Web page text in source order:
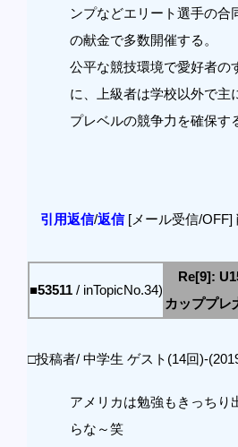
ンプなどエリート選手の合
の献金で多数開催する。
公平な競技環境で愛好者の
に、上級者は学校以外で主
プレベルの競争力を確保す
引用返信/返信[メール受信/OFF]
■53511 / inTopicNo.34)
Re[9]:
カッププレ
□投稿者/ 中学生 ゲスト(14回)-
アメリカは勉強もきっちり
らな～笑